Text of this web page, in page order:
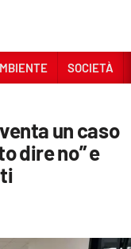
SOCIETÀ
un caso
dire no” e